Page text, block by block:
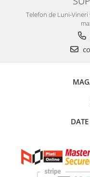
Telefon de Luni-Vineri